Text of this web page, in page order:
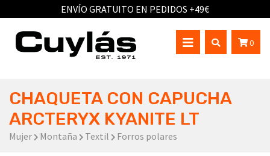
ENVÍO GRATUITO EN PEDIDOS +49€
0
CHAQUETA CON CAPUCHA
ARCTERYX KYANITE LT
Mujer Montaña Textil Forros polares